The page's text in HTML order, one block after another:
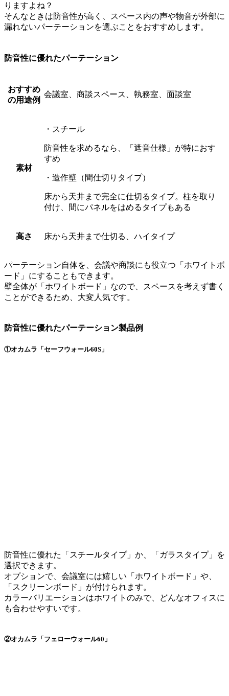
りますよね？
そんなときは防音性が高く、スペース内の声や物音が外部に
漏れないパーテーションを選ぶことをおすすめします。
防音性に優れたパーテーション
おすすめ
の用途例
会議室、商談スペース、執務室、面談室
素材
・スチール
防音性を求めるなら、「遮音仕様」が特におす
すめ
・造作壁（間仕切りタイプ）
床から天井まで完全に仕切るタイプ。柱を取り
付け、間にパネルをはめるタイプもある
高さ 床から天井まで仕切る、ハイタイプ
パーテーション自体を、会議や商談にも役立つ「ホワイトボ
ード」にすることもできます。
壁全体が「ホワイトボード」なので、スペースを考えず書く
ことができるため、大変人気です。
防音性に優れたパーテーション製品例
①オカムラ「セーフウォール60S」
防音性に優れた「スチールタイプ」か、「ガラスタイプ」を
選択できます。
オプションで、会議室には嬉しい「ホワイトボード」や、
「スクリーンボード」が付けられます。
カラーバリエーションはホワイトのみで、どんなオフィスに
も合わせやすいです。
②オカムラ「フェローウォール60」